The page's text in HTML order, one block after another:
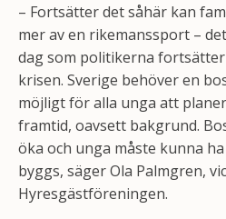
– Fortsätter det såhär kan
mer av en rikemanssport –
dag som politikerna
krisen. Sverige behöver en
möjligt för alla unga att
framtid, oavsett bakgrund.
öka och unga måste kunna
byggs, säger Ola Palmgren,
Hyresgästföreningen.